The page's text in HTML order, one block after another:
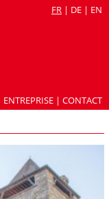
FR | DE | EN
ENTREPRISE | CONTACT